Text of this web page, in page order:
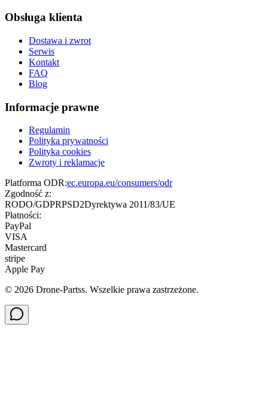
Obsługa klienta
Dostawa i zwrot
Serwis
Kontakt
FAQ
Blog
Informacje prawne
Regulamin
Polityka prywatności
Polityka cookies
Zwroty i reklamacje
Platforma ODR:ec.europa.eu/consumers/odr
Zgodność z:
RODO/GDPRPSD2Dyrektywa 2011/83/UE
Płatności:
PayPal
VISA
Mastercard
stripe
Apple Pay
© 2026 Drone-Partss. Wszelkie prawa zastrzeżone.